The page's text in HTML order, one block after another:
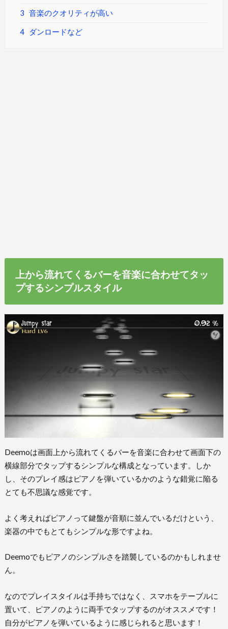
3 音楽のクオリティが高い
4 ダンロードなど
上から流れてくるバーを音楽に合わせてタッ
プするシンプルスタイル
Deemoは画面上から流れてくるバーを音楽に合わせて画面下の
横線部分でタップするシンプルな構成となっています。しか
し、そのプレイ感はピアノを弾いているかのような錯覚に陥る
とても不思議な感覚です。
よく考えればピアノって鍵盤が音順に並んでいるだけという、
楽器の中でもとてもシンプルな形ですよね。
Deemoでもピアノのシンプルさを踏襲しているのかもしれませ
ん。
なのでプレイスタイルは手持ちではなく、スマホをテーブルに
置いて、ピアノのように両手でタップするのがオススメです！
自分がピアノを弾いているように感じられると思います！